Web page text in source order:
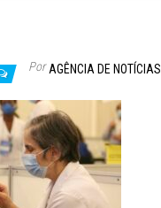
Por AGÊNCIA DE NOTÍCIAS